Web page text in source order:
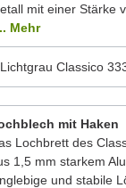
mit einer Stärke
Mehr
Classico
mit Haken
Lochbrett des
1,5 mm starkem
und stabile